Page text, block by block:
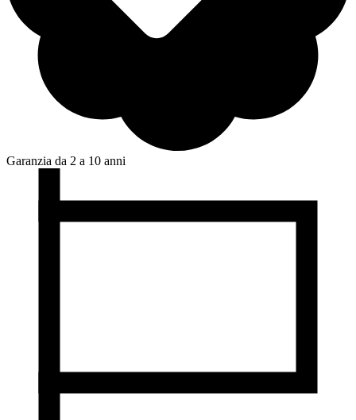
Garanzia da 2 a 10 anni